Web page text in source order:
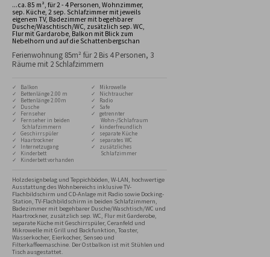
...ca. 85 m², für 2 - 4 Personen, Wohnzimmer,
sep. Küche, 2 sep. Schlafzimmer mit jeweils
eigenem TV, Badezimmer mit begehbarer
Dusche/Waschtisch/WC, zusätzlich sep. WC,
Flur mit Gardarobe, Balkon mit Blick zum
Nebelhorn und auf die Schattenbergschan
Ferienwohnung 85m² für 2 Bis 4 Personen, 3
Räume mit 2 Schlafzimmern
✓ Balkon
✓ Bettenlänge 2.00 m
✓ Bettenlänge 2.00m
✓ Dusche
✓ Fernseher
✓ Fernseher in beiden
Schlafzimmern
✓ Geschirrspüler
✓ Haartrockner
✓ Internetzugang
✓ Kinderbett
✓ Kinderbett vorhanden
✓ Mikrowelle
✓ Nichtraucher
✓ Radio
✓ Safe
✓ getrennter
Wohn-/Schlafraum
✓ kinderfreundlich
✓ separate Küche
✓ separates WC
✓ zusätzliches
Schlafzimmer
Holzdesignbelag und Teppichböden, W-LAN, hochwertige
Ausstattung des Wohnbereichs inklusive TV-
Flachbildschirm und CD-Anlage mit Radio sowie Docking-
Station, TV-Flachbildschirm in beiden Schlafzimmern,
Badezimmer mit begehbarer Dusche/Waschtisch/WC und
Haartrockner, zusätzlich sep. WC, Flur mit Garderobe,
separate Küche mit Geschirrspüler, Ceranfeld und
Mikrowelle mit Grill und Backfunktion, Toaster,
Wasserkocher, Eierkocher, Senseo und
Filterkaffeemaschine. Der Ostbalkon ist mit Stühlen und
Tisch ausgestattet.